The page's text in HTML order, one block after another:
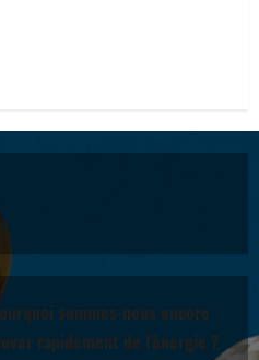
sommes-nous encore
rapidement de l’énergie ?